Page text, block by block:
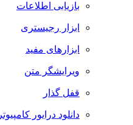
بازیابی اطلاعات
ابزار رجیستری
ابزارهای مفید
ویرایشگر متن
قفل گذار
دانلود درایور